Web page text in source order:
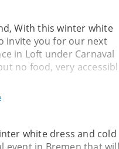
With this winter white
invite you for our next
in Loft under Carnaval
no food, very
white dress and cold